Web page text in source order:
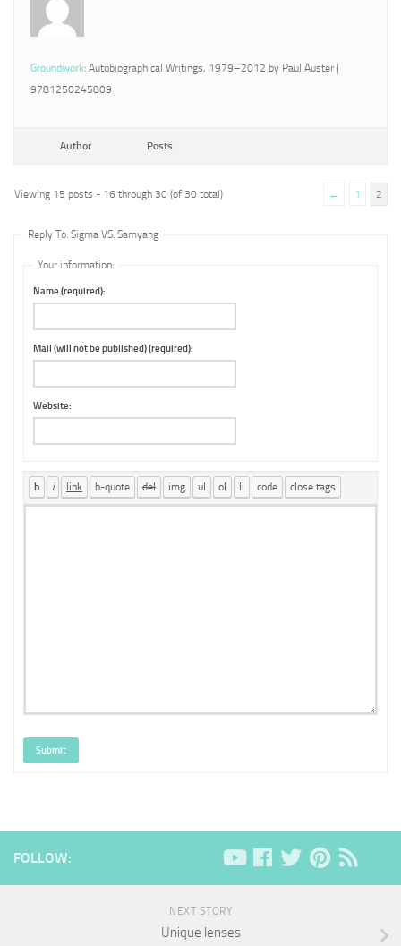
Groundwork: Autobiographical Writings, 1979–2012 by Paul Auster |
9781250245809
Author Posts
Viewing 15 posts - 16 through 30 (of 30 total) ← 1 2
Reply To: Sigma VS. Samyang
Your information:
Name (required):
Mail (will not be published) (required):
Website:
Submit
FOLLOW:
NEXT STORY
Unique lenses